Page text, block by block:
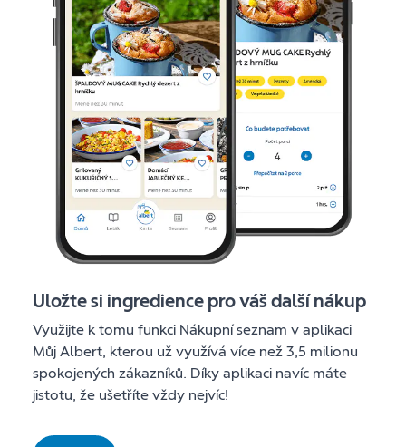
Uložte si ingredience pro váš další nákup
Využijte k tomu funkci Nákupní seznam v aplikaci
Můj Albert, kterou už využívá více než 3,5 milionu
spokojených zákazníků. Díky aplikaci navíc máte
jistotu, že ušetříte vždy nejvíc!